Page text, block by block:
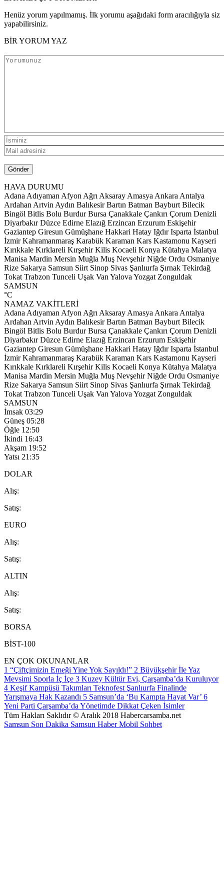
Henüz yorum yapılmamış. İlk yorumu aşağıdaki form aracılığıyla siz
yapabilirsiniz.
BİR YORUM YAZ
HAVA DURUMU
Adana Adıyaman Afyon Ağrı Aksaray Amasya Ankara Antalya
Ardahan Artvin Aydın Balıkesir Bartın Batman Bayburt Bilecik
Bingöl Bitlis Bolu Burdur Bursa Çanakkale Çankırı Çorum Denizli
Diyarbakır Düzce Edirne Elazığ Erzincan Erzurum Eskişehir
Gaziantep Giresun Gümüşhane Hakkari Hatay Iğdır Isparta İstanbul
İzmir Kahramanmaraş Karabük Karaman Kars Kastamonu Kayseri
Kırıkkale Kırklareli Kırşehir Kilis Kocaeli Konya Kütahya Malatya
Manisa Mardin Mersin Muğla Muş Nevşehir Niğde Ordu Osmaniye
Rize Sakarya Samsun Siirt Sinop Sivas Şanlıurfa Şırnak Tekirdağ
Tokat Trabzon Tunceli Uşak Van Yalova Yozgat Zonguldak
SAMSUN
°C
NAMAZ VAKİTLERİ
Adana Adıyaman Afyon Ağrı Aksaray Amasya Ankara Antalya
Ardahan Artvin Aydın Balıkesir Bartın Batman Bayburt Bilecik
Bingöl Bitlis Bolu Burdur Bursa Çanakkale Çankırı Çorum Denizli
Diyarbakır Düzce Edirne Elazığ Erzincan Erzurum Eskişehir
Gaziantep Giresun Gümüşhane Hakkari Hatay Iğdır Isparta İstanbul
İzmir Kahramanmaraş Karabük Karaman Kars Kastamonu Kayseri
Kırıkkale Kırklareli Kırşehir Kilis Kocaeli Konya Kütahya Malatya
Manisa Mardin Mersin Muğla Muş Nevşehir Niğde Ordu Osmaniye
Rize Sakarya Samsun Siirt Sinop Sivas Şanlıurfa Şırnak Tekirdağ
Tokat Trabzon Tunceli Uşak Van Yalova Yozgat Zonguldak
SAMSUN
İmsak 03:29
Güneş 05:28
Öğle 12:50
İkindi 16:43
Akşam 19:52
Yatsı 21:35
DOLAR
Alış:
Satış:
EURO
Alış:
Satış:
ALTIN
Alış:
Satış:
BORSA
BİST-100
EN ÇOK OKUNANLAR
1 “Çiftçimizin Emeği Yine Yok Sayıldı!” 2 Büyükşehir İle Yaz
Mevsimi Sporla İç İçe 3 Kuzey Kültür Evi, Çarşamba’da Kuruluyor
4 Keşif Kampüsü Takımları Teknofest Şanlıurfa Finalinde
Yarışmaya Hak Kazandı 5 Samsun’da ‘Bu Kampta Hayat Var’ 6
Yeni Parti Çarşamba’da Yönetimde Dikkat Çeken İsimler
Tüm Hakları Saklıdır © Aralık 2018 Habercarsamba.net
Samsun Son Dakika Samsun HaberMobil Sohbet